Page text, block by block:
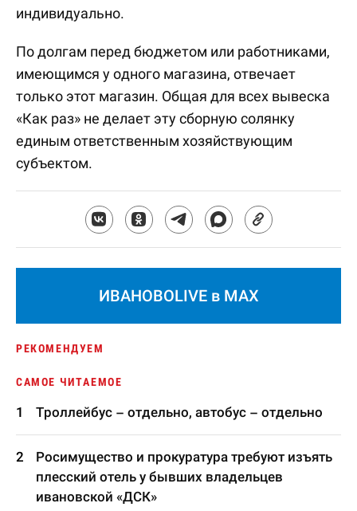
индивидуально.
По долгам перед бюджетом или работниками,
имеющимся у одного магазина, отвечает
только этот магазин. Общая для всех вывеска
«Как раз» не делает эту сборную солянку
единым ответственным хозяйствующим
субъектом.
ИВАНОВОLIVE в MAX
РЕКОМЕНДУЕМ
САМОЕ ЧИТАЕМОЕ
Троллейбус – отдельно, автобус – отдельно
Росимущество и прокуратура требуют изъять
плесский отель у бывших владельцев
ивановской «ДСК»